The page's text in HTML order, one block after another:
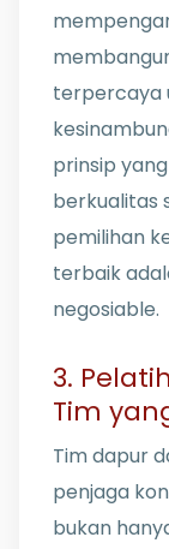
terpercaya
prinsip
berkualitas
pemilihan
terbaik
negosiable.
3.
Tim
Tim dapur
penjaga
bukan